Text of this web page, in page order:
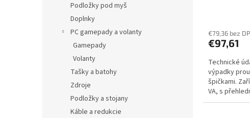
Podložky pod myš
Doplnky
PC gamepady a volanty
Gamepady
Volanty
Tašky a batohy
Zdroje
Podložky a stojany
Káble a redukcie
€79,36 bez
€97,61
Technické
výpadky
špičkami.
VA, s